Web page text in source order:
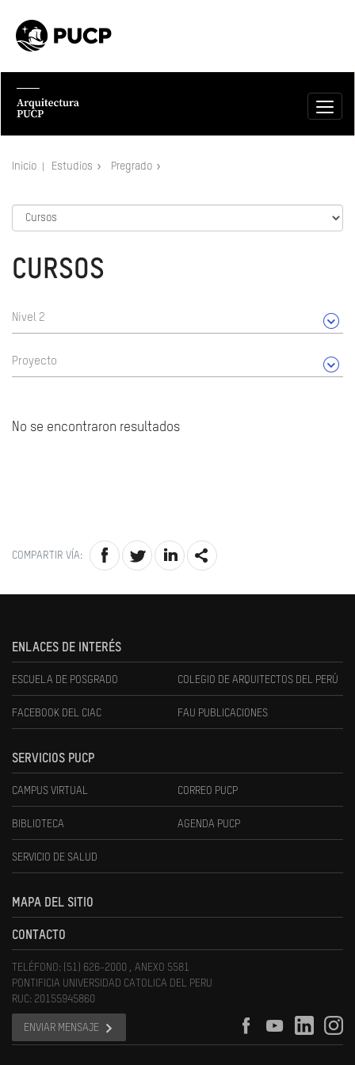
Inicio Estudios Pregrado
CURSOS
Nivel 2
Proyecto
No se encontraron resultados
COMPARTIR VÍA:
ENLACES DE INTERÉS
ESCUELA DE POSGRADO COLEGIO DE ARQUITECTOS DEL PERÚ
FACEBOOK DEL CIAC FAU PUBLICACIONES
SERVICIOS PUCP
CAMPUS VIRTUAL CORREO PUCP
BIBLIOTECA AGENDA PUCP
SERVICIO DE SALUD
MAPA DEL SITIO
CONTACTO
TELÉFONO: (51) 626-2000 , ANEXO 5581
PONTIFICIA UNIVERSIDAD CATOLICA DEL PERU
RUC: 20155945860
ENVIAR MENSAJE